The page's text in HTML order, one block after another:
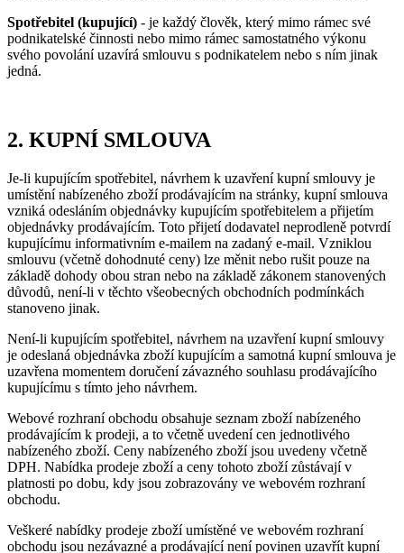
Spotřebitel (kupující) - je každý člověk, který mimo rámec své
podnikatelské činnosti nebo mimo rámec samostatného výkonu
svého povolání uzavírá smlouvu s podnikatelem nebo s ním jinak
jedná.
2. KUPNÍ SMLOUVA
Je-li kupujícím spotřebitel, návrhem k uzavření kupní smlouvy je
umístění nabízeného zboží prodávajícím na stránky, kupní smlouva
vzniká odesláním objednávky kupujícím spotřebitelem a přijetím
objednávky prodávajícím. Toto přijetí dodavatel neprodleně potvrdí
kupujícímu informativním e-mailem na zadaný e-mail. Vzniklou
smlouvu (včetně dohodnuté ceny) lze měnit nebo rušit pouze na
základě dohody obou stran nebo na základě zákonem stanovených
důvodů, není-li v těchto všeobecných obchodních podmínkách
stanoveno jinak.
Není-li kupujícím spotřebitel, návrhem na uzavření kupní smlouvy
je odeslaná objednávka zboží kupujícím a samotná kupní smlouva je
uzavřena momentem doručení závazného souhlasu prodávajícího
kupujícímu s tímto jeho návrhem.
Webové rozhraní obchodu obsahuje seznam zboží nabízeného
prodávajícím k prodeji, a to včetně uvedení cen jednotlivého
nabízeného zboží. Ceny nabízeného zboží jsou uvedeny včetně
DPH. Nabídka prodeje zboží a ceny tohoto zboží zůstávají v
platnosti po dobu, kdy jsou zobrazovány ve webovém rozhraní
obchodu.
Veškeré nabídky prodeje zboží umístěné ve webovém rozhraní
obchodu jsou nezávazné a prodávající není povinen uzavřít kupní